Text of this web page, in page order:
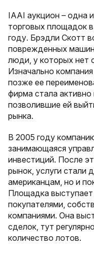
IAAI аукцион – одна
торговых площадок
году. Брэдли Скотт
поврежденных машин
люди, у которых нет
Изначально
позже ее
фирма стала активно
позволившие ей
рынка.
В 2005 году
занимающаяся
инвестиций. После
рынок, услуги стали
американцам, но и
Площадка
покупателями,
компаниями. Она
сделок, тут
количество лотов.